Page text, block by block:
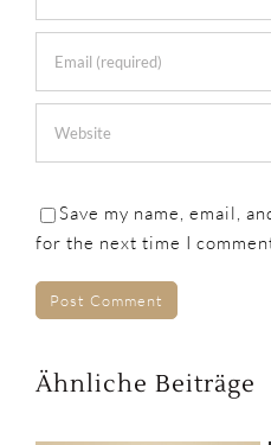
Save my name, email,
for the next time I
Ähnliche Beiträge